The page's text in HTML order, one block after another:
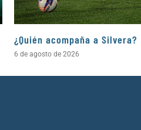
¿Quién acompaña a Silvera?
6 de agosto de 2026